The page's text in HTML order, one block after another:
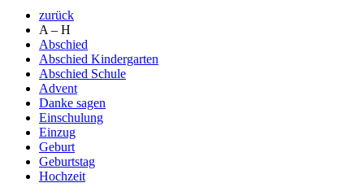
zurück
A – H
Abschied
Abschied Kindergarten
Abschied Schule
Advent
Danke sagen
Einschulung
Einzug
Geburt
Geburtstag
Hochzeit